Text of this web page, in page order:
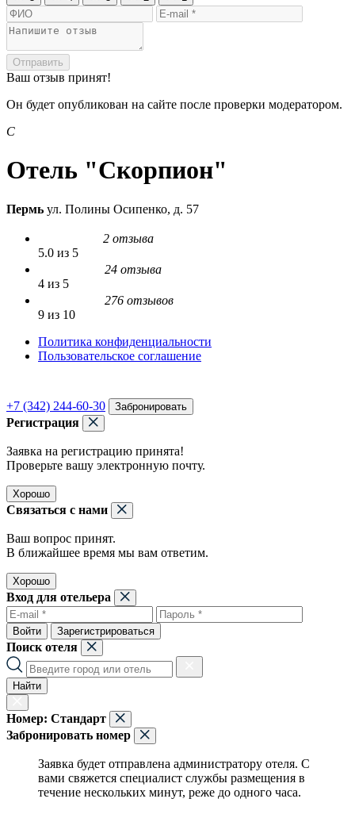
Отправить
Ваш отзыв принят!
Он будет опубликован на сайте после проверки модератором.
С
Отель "Скорпион"
Пермь ул. Полины Осипенко, д. 57
2 отзыва
5.0 из 5
24 отзыва
4 из 5
276 отзывов
9 из 10
Политика конфиденциальности
Пользовательское соглашение
+7 (342) 244-60-30 Забронировать
Регистрация
Заявка на регистрацию принята!
Проверьте вашу электронную почту.
Хорошо
Связаться с нами
Ваш вопрос принят.
В ближайшее время мы вам ответим.
Хорошо
Вход для отельера
Войти Зарегистрироваться
Поиск отеля
Найти
Номер: Стандарт
Забронировать номер
Заявка будет отправлена администратору отеля. С
вами свяжется специалист службы размещения в
течение нескольких минут, реже до одного часа.